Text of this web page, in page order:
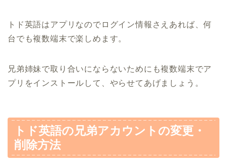
トド英語はアプリなのでログイン情報さえあれば、何
台でも複数端末で楽しめます。
兄弟姉妹で取り合いにならないためにも複数端末でア
プリをインストールして、やらせてあげましょう。
トド英語の兄弟アカウントの変更・
削除方法